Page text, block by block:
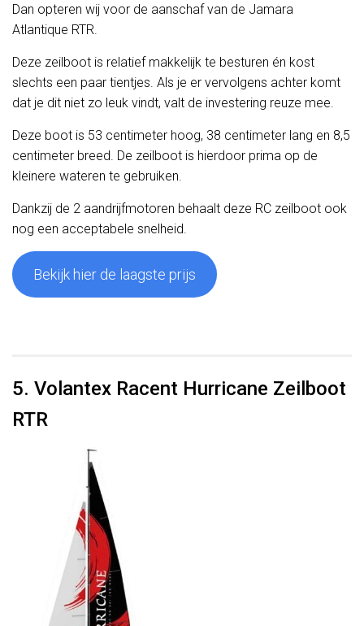
Dan opteren wij voor de aanschaf van de Jamara
Atlantique RTR.
Deze zeilboot is relatief makkelijk te besturen én kost
slechts een paar tientjes. Als je er vervolgens achter komt
dat je dit niet zo leuk vindt, valt de investering reuze mee.
Deze boot is 53 centimeter hoog, 38 centimeter lang en 8,5
centimeter breed. De zeilboot is hierdoor prima op de
kleinere wateren te gebruiken.
Dankzij de 2 aandrijfmotoren behaalt deze RC zeilboot ook
nog een acceptabele snelheid.
Bekijk hier de laagste prijs
5. Volantex Racent Hurricane Zeilboot
RTR